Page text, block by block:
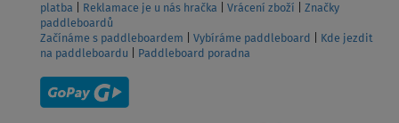
platba
Reklamace je u nás hračka Vrácení zboží
Značky
paddleboardů
Začínáme s paddleboardem
Vybíráme paddleboard
Kde jezdit
na paddleboardu
Paddleboard poradna